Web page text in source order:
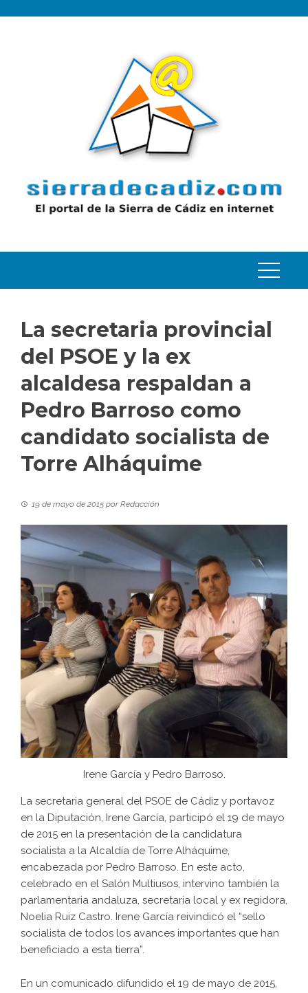
La secretaria provincial
del PSOE y la ex
alcaldesa respaldan a
Pedro Barroso como
candidato socialista de
Torre Alháquime
19 de mayo de 2015 porRedacción
Irene García y Pedro Barroso.
La secretaria general del PSOE de Cádiz y portavoz
en la Diputación, Irene García, participó el 19 de mayo
de 2015 en la presentación de la candidatura
socialista a la Alcaldía de Torre Alháquime,
encabezada por Pedro Barroso. En este acto,
celebrado en el Salón Multiusos, intervino también la
parlamentaria andaluza, secretaria local y ex regidora,
Noelia Ruiz Castro. Irene García reivindicó el “sello
socialista de todos los avances importantes que han
beneficiado a esta tierra”.
En un comunicado difundido el 19 de mayo de 2015,